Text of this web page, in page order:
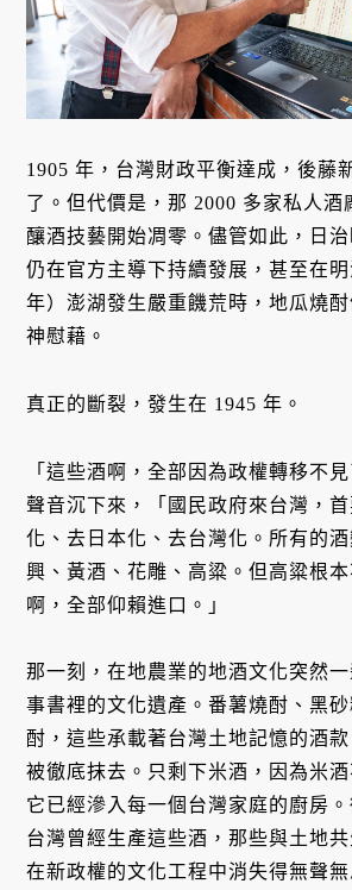
1905 年，台灣財政平衡達成，後藤
了。但代價是，那 2000 多家私人酒
釀酒技藝開始凋零。儘管如此，日
仍在官方主導下持續發展，甚至在
年）澎湖發生嚴重饑荒時，地瓜燒
神慰藉。
真正的斷裂，發生在 1945 年。
「這些酒啊，全部因為政權轉移不
聲音沉下來，「國民政府來台灣，
化、去日本化、去台灣化。所有的
興、黃酒、花雕、高粱。但高粱根
啊，全部仰賴進口。」
那一刻，在地農業的地酒文化突然
事書裡的文化遺產。番薯燒酎、黑
酎，這些承載著台灣土地記憶的酒
被徹底抹去。只剩下米酒，因為米
它已經滲入每一個台灣家庭的廚房
台灣曾經生產這些酒，那些與土地共
在新政權的文化工程中消失得無聲無